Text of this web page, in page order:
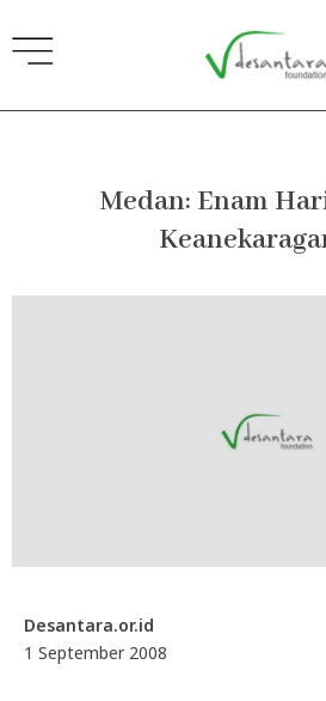
ke
konten
Medan: Enam
Desantara.or.id
1 September 2008